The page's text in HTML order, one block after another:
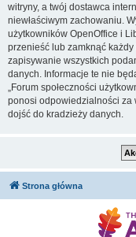
witryny, a twój dostawca
niewłaściwym zachowaniu.
użytkowników OpenOffice i
przenieść lub zamknąć
zapisywanie wszystkich
danych. Informacje te nie
„Forum społeczności
ponosi odpowiedzialności za
dojść do kradzieży danych.
Strona główna